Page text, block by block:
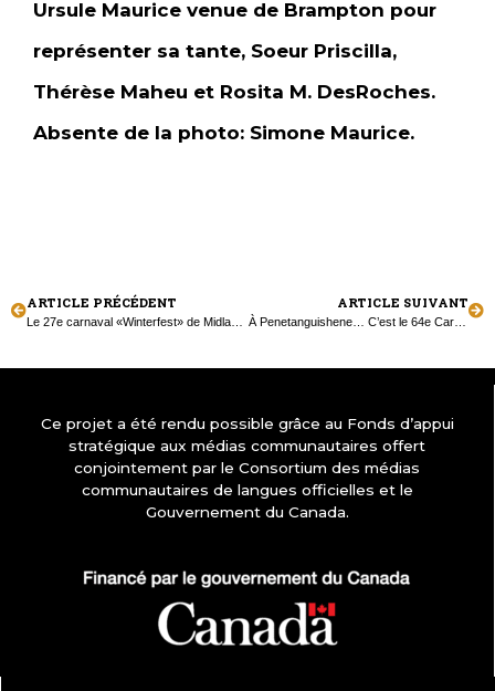
Ursule Maurice venue de Brampton pour
représenter sa tante, Soeur Priscilla,
Thérèse Maheu et Rosita M. DesRoches.
Absente de la photo: Simone Maurice.
ARTICLE PRÉCÉDENT ARTICLE SUIVANT
À Penetanguishene… C’est le 64e Carnaval «Winterama»!
Ce projet a été rendu possible grâce au Fonds d’appui
stratégique aux médias communautaires offert
conjointement par le Consortium des médias
communautaires de langues officielles et le
Gouvernement du Canada.